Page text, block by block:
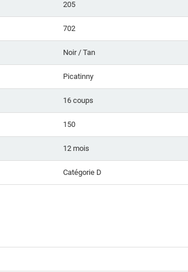
205
702
Noir / Tan
Picatinny
16 coups
150
12 mois
Catégorie D